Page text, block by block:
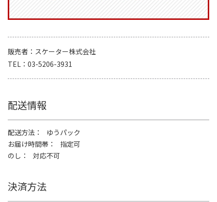
販売者
スケーター株式会社
TEL
03-5206-3931
配送情報
配送方法
ゆうパック
お届け時間帯
指定可
のし
対応不可
決済方法